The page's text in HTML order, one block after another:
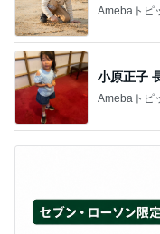
Amebaトピ
小原正子
Amebaトピ